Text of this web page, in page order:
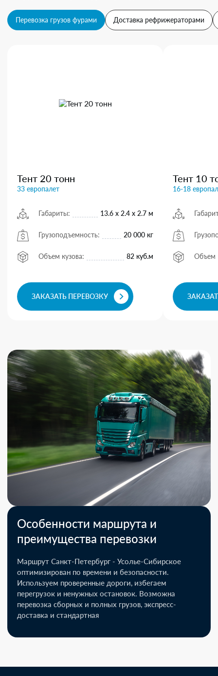
Перевозка грузов фурами Доставка рефрижераторами
Тент 20 тонн
33 европалет
Габариты: 13.6 х 2.4 х 2.7 м
Грузоподъемность: 20 000 кг
Объем кузова: 82 куб.м
ЗАКАЗАТЬ ПЕРЕВОЗКУ
Тент 10
16-18
Объем
Особенности маршрута и
преимущества перевозки
Маршрут Санкт-Петербург - Усолье-Сибирское
оптимизирован по времени и безопасности.
Используем проверенные дороги, избегаем
перегрузок и ненужных остановок. Возможна
перевозка сборных и полных грузов, экспресс-
доставка и стандартная